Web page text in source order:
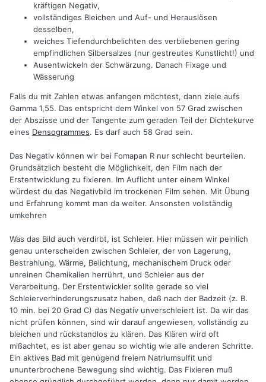
kräftigen Negativ,
vollständiges Bleichen und Auf- und Herauslösen
desselben,
weiches Tiefendurchbelichten des verbliebenen gering
empfindlichen Silbersalzes (nur gestreutes Kunstlicht!) und
Ausentwickeln der Schwärzung. Danach Fixage und
Wässerung
Falls du mit Zahlen etwas anfangen möchtest, dann ziele aufs
Gamma 1,55. Das entspricht dem Winkel von 57 Grad zwischen
der Abszisse und der Tangente zum geraden Teil der Dichtekurve
eines Densogrammes. Es darf auch 58 Grad sein.
Das Negativ können wir bei Fomapan R nur schlecht beurteilen.
Grundsätzlich besteht die Möglichkeit, den Film nach der
Erstentwicklung zu fixieren. Im Auflicht unter einem Winkel
würdest du das Negativbild im trockenen Film sehen. Mit Übung
und Erfahrung kommt man da weiter. Ansonsten vollständig
umkehren
Was das Bild auch verdirbt, ist Schleier. Hier müssen wir peinlich
genau unterscheiden zwischen Schleier, der von Lagerung,
Bestrahlung, Wärme, Belichtung, mechanischem Druck oder
unreinen Chemikalien herrührt, und Schleier aus der
Verarbeitung. Der Erstentwickler sollte gerade so viel
Schleierverhinderungszusatz haben, daß nach der Badzeit (z. B.
10 min. bei 20 Grad C) das Negativ unverschleiert ist. Da wir das
nicht prüfen können, sind wir darauf angewiesen, vollständig zu
bleichen und rückstandlos zu klären. Das Klären wird oft
mißachtet, es ist aber genau so wichtig wie alle anderen Schritte.
Ein aktives Bad mit genügend freiem Natriumsulfit und
ununterbrochene Bewegung sind wichtig. Das Fixieren muß